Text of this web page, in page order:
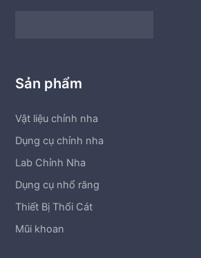
Sản phẩm
Vật liệu chỉnh nha
Dụng cụ chỉnh nha
Lab Chỉnh Nha
Dụng cụ nhổ răng
Thiết Bị Thổi Cát
Mũi khoan